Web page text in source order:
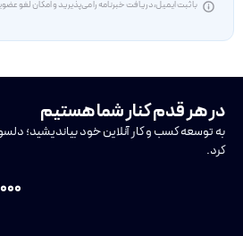
با ثبت ایمیل، دریافت خبرنامه را می‌پذیرید و امکان لغو
در هر قدم کنار شما هستیم
به توسعه کسب و کار آنلاین خود بیاندیشید؛
کرد.